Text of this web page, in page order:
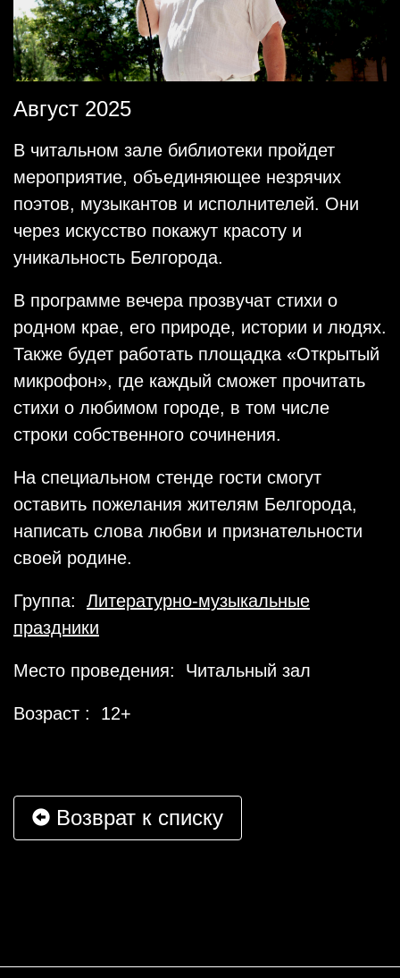
Август 2025
В читальном зале библиотеки пройдет
мероприятие, объединяющее незрячих
поэтов, музыкантов и исполнителей. Они
через искусство покажут красоту и
уникальность Белгорода.
В программе вечера прозвучат стихи о
родном крае, его природе, истории и людях.
Также будет работать площадка «Открытый
микрофон», где каждый сможет прочитать
стихи о любимом городе, в том числе
строки собственного сочинения.
На специальном стенде гости смогут
оставить пожелания жителям Белгорода,
написать слова любви и признательности
своей родине.
Группа: Литературно-музыкальные
праздники
Место проведения: Читальный зал
Возраст : 12+
Возврат к списку